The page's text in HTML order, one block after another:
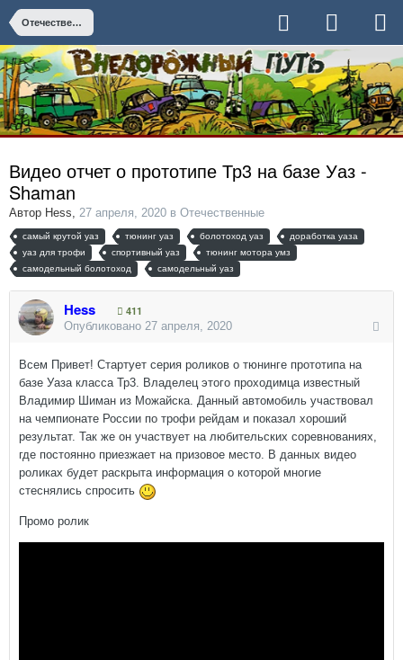
Отечественные
Видео отчет о прототипе Тр3 на базе Уаз -
Shaman
Автор Hess, 27 апреля, 2020 в Отечественные
самый крутой уаз тюнинг уаз болотоход уаз
доработка уаза
уаз для трофи
спортивный уаз
тюнинг мотора умз
самодельный болотоход
самодельный уаз
Hess
411
Опубликовано 27 апреля, 2020
Всем Привет! Стартует серия роликов о тюнинге прототипа на
базе Уаза класса Тр3. Владелец этого проходимца известный
Владимир Шиман из Можайска. Данный автомобиль участвовал
на чемпионате России по трофи рейдам и показал хороший
результат. Так же он участвует на любительских соревнованиях,
где постоянно приезжает на призовое место. В данных видео
роликах будет раскрыта информация о которой многие
стеснялись спросить
Промо ролик